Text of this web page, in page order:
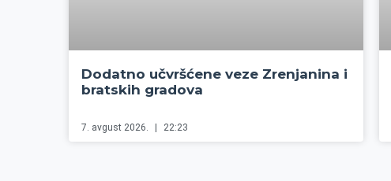
Dodatno učvršćene veze Zrenjanina i
bratskih gradova
7. avgust 2026. 22:23